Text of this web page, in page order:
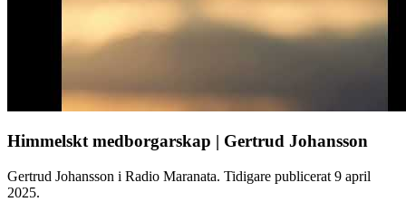
Himmelskt medborgarskap | Gertrud Johansson
Gertrud Johansson i Radio Maranata. Tidigare publicerat 9 april
2025.